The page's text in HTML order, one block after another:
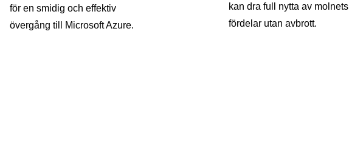
för en smidig och effektiv
övergång till Microsoft Azure.
kan dra full nytta av molnets
fördelar utan avbrott.